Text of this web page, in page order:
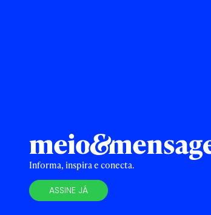
Informa, inspira e conecta.
ASSINE JÁ